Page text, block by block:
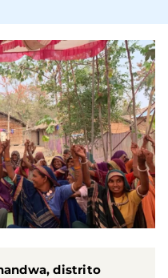
distrito